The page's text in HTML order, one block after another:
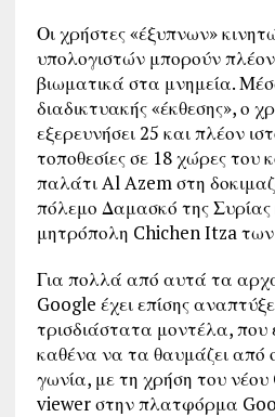
Οι χρήστες «έξυπνων»
υπολογιστών μπορούν
βιωματικά στα μνημεία.
διαδικτυακής «έκθεσης», ο
εξερευνήσει 25 και πλέον
τοποθεσίες σε 18 χώρες του
παλάτι Al Azem στη
πόλεμο Δαμασκό της
μητρόπολη Chichen Itza
Για πολλά από αυτά τα
Google έχει επίσης
τρισδιάστατα μοντέλα, που
καθένα να τα θαυμάζει από
γωνία, με τη χρήση του
viewer στην πλατφόρμα